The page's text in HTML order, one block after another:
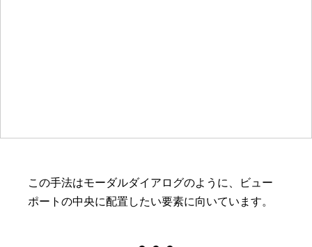
この手法はモーダルダイアログのように、ビュー
ポートの中央に配置したい要素に向いています。